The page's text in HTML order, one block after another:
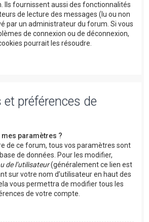
Ils fournissent aussi des fonctionnalités
de lecture des messages (lu ou non
par un administrateur du forum. Si vous
de connexion ou de déconnexion,
pourrait les résoudre.
et préférences de
paramètres ?
de ce forum, tous vos paramètres sont
de données. Pour les modifier,
de l’utilisateur(généralement ce lien est
sur votre nom d’utilisateur en haut des
vous permettra de modifier tous les
de votre compte.